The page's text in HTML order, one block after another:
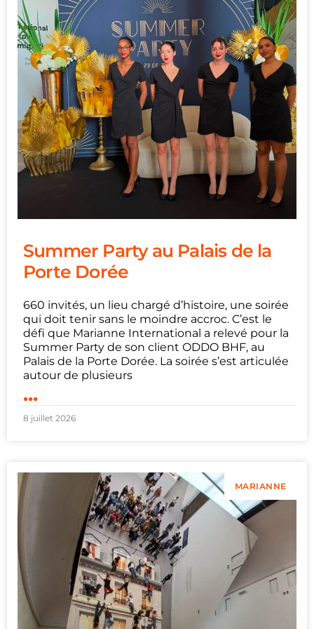
Summer Party au Palais de la
Porte Dorée
660 invités, un lieu chargé d’histoire, une soirée
qui doit tenir sans le moindre accroc. C’est le
défi que Marianne International a relevé pour la
Summer Party de son client ODDO BHF, au
Palais de la Porte Dorée. La soirée s’est articulée
autour de plusieurs
...
8 juillet 2026
MARIANNE